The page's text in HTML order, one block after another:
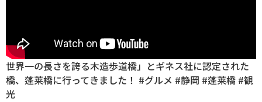
世界一の長さを誇る木造歩道橋」とギネス社に認定された
橋、蓬莱橋に行ってきました！ #グルメ #静岡 #蓬莱橋 #観
光